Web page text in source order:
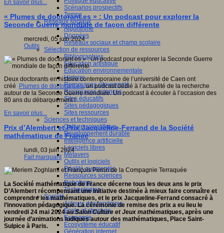
Scénarios prospectifs
Temps
Réseaux sociaux
Algorithme
Données
Réseaux sociaux et champ scolaire
Sélection de ressources
Bibliographies
Education artistique
Education environnementale
Histoire
Ressources citoyenneté
Ressources sciences
Sites éducatifs
Sites pédagogiques
Sites ressources
Sciences et techniques
Culture scientifique
Développement durable
Intelligence artificielle
Logiciels libres
Métavers
Outils et logiciels
Réalité augmentée
Ressources sciences
Robotique
Technologies
Société
Acteurs des territoires
Ecole et structure
Economie
Ecosystème éducatif
Génération internet
En savoir plus...
« Plumes de doctorant.es » : Un podcast pour explorer la
Seconde Guerre mondiale de façon différente
mercredi, 05 juin 2024
Outils
Deux doctorants en histoire contemporaine de l’université de Caen ont
créé
Plumes de doctorant.es, un podcast dédié à l’actualité de la recherche
autour de la Seconde Guerre mondiale. Un podcast à écouter à l’occasion des
80 ans du débarquement !
En savoir plus...
Prix d’Alembert et Prix Jacqueline-Ferrand de la Société
mathématique de France
lundi, 03 juin 2024
Fait marquant
La Société mathématique de France décerne tous les deux ans le prix
D’Alembert récompensant une initiative destinée à mieux faire connaître et
comprendre les mathématiques, et le prix Jacqueline-Ferrand consacré à
l’innovation pédagogique. La cérémonie de remise des prix a eu lieu le
vendredi 24 mai 2024 auSalon Culture et Jeux mathématiques, après une
journée d’animations ludiques autour des mathématiques, Place Saint-
Sulpice à Paris.